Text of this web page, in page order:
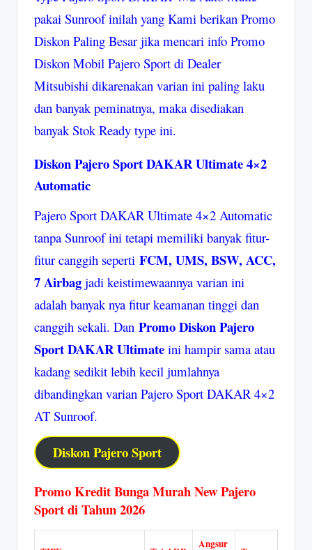
pakai Sunroof inilah yang Kami berikan Promo
Diskon Paling Besar jika mencari info Promo
Diskon Mobil Pajero Sport di Dealer
Mitsubishi dikarenakan varian ini paling laku
dan banyak peminatnya, maka disediakan
banyak Stok Ready type ini.
Diskon Pajero Sport DAKAR Ultimate 4×2
Automatic
Pajero Sport DAKAR Ultimate 4×2 Automatic
tanpa Sunroof ini tetapi memiliki banyak fitur-
fitur canggih seperti FCM, UMS, BSW, ACC,
7 Airbag jadi keistimewaannya varian ini
adalah banyak nya fitur keamanan tinggi dan
canggih sekali. Dan Promo Diskon Pajero
Sport DAKAR Ultimate ini hampir sama atau
kadang sedikit lebih kecil jumlahnya
dibandingkan varian Pajero Sport DAKAR 4×2
AT Sunroof.
Diskon Pajero Sport
Promo Kredit Bunga Murah New Pajero
Sport di Tahun 2026
Angsur